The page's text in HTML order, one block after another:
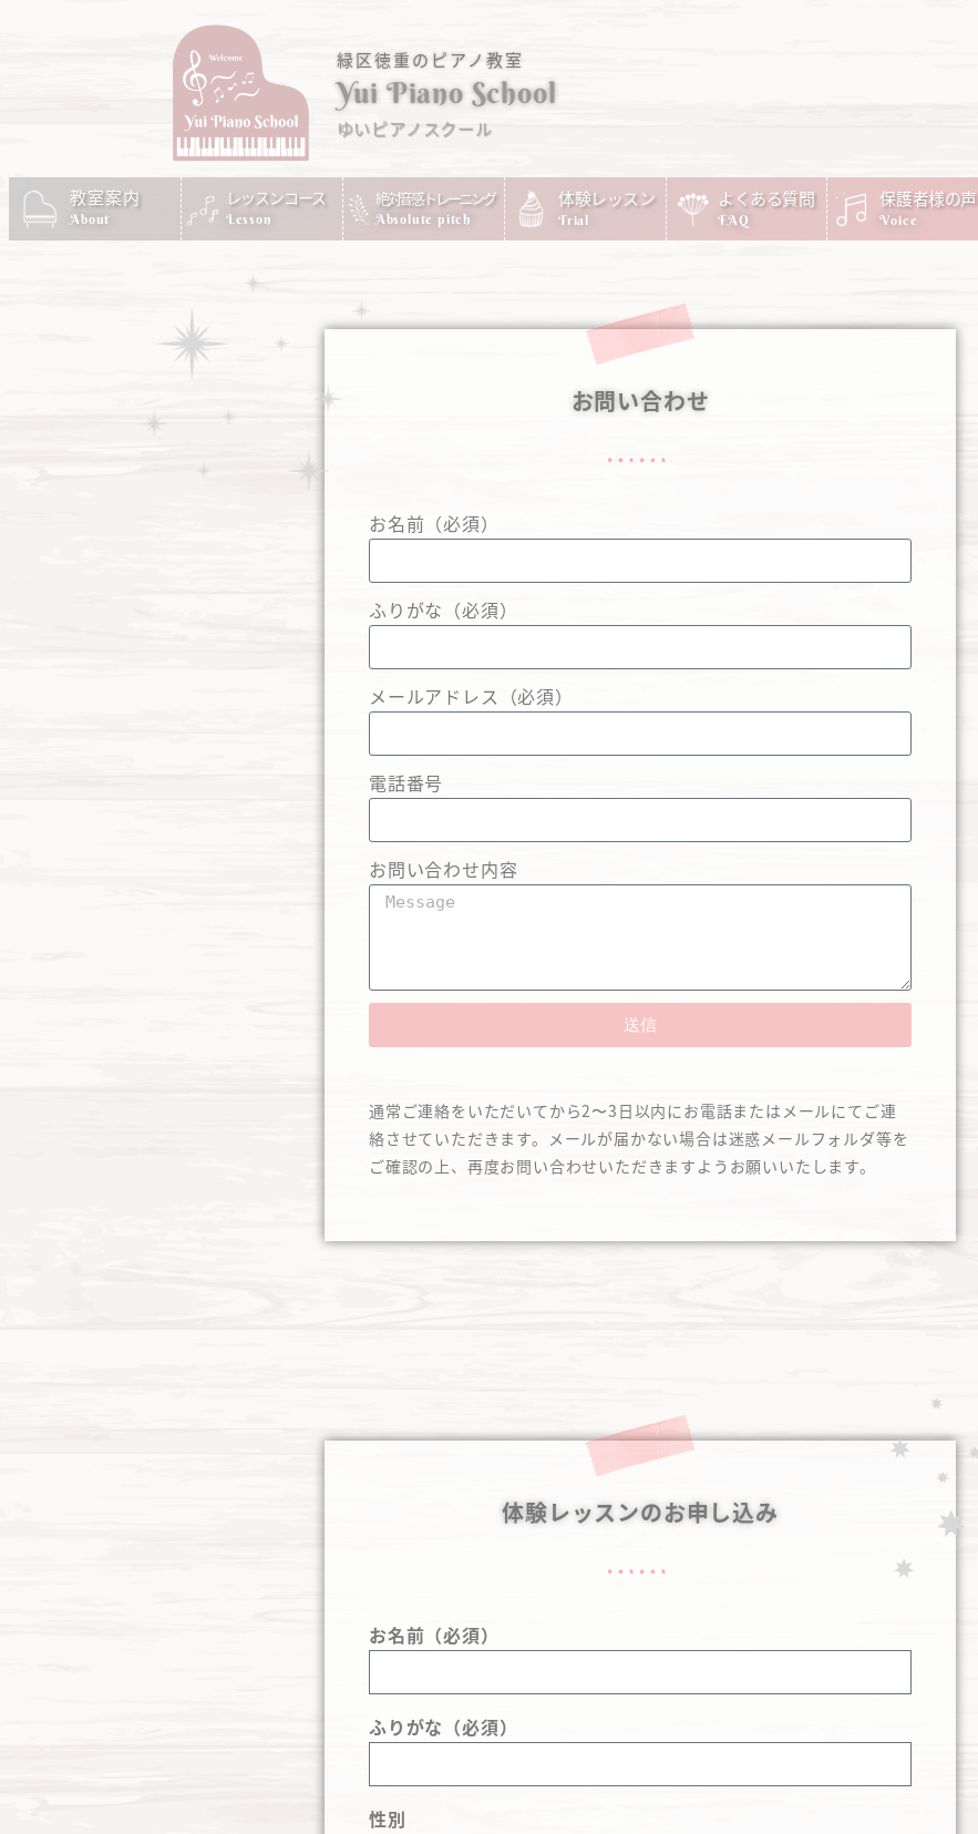
緑区徳重のピアノ教室
Yui Piano School
ゆいピアノスクール
教室案内
About
レッスンコース
Lesson
絶対音感トレーニング
Absolute pitch
体験レッスン
Trial
よくある質問
FAQ
保護者様の声
Voice
お問い合わせ
お名前（必須）
ふりがな（必須）
メールアドレス（必須）
電話番号
お問い合わせ内容
送信
通常ご連絡をいただいてから2〜3日以内にお電話またはメールにてご連
絡させていただきます。メールが届かない場合は迷惑メールフォルダ等を
ご確認の上、再度お問い合わせいただきますようお願いいたします。
体験レッスンのお申し込み
お名前（必須）
ふりがな（必須）
性別